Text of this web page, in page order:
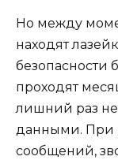
Но между
находят
безопасности
проходят
лишний раз
данными. При
сообщений,